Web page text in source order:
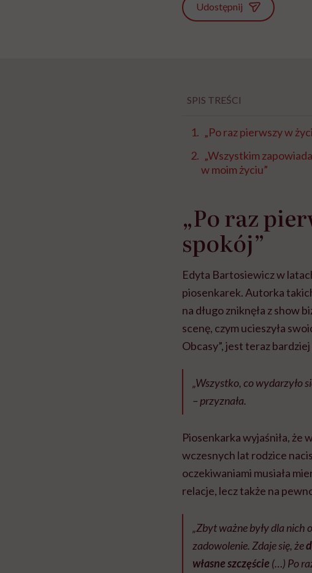
Udostępnij
SPIS TREŚCI
„Po raz pierwszy w
„Wszystkim
w moim życiu”
„Po raz
spokój”
Edyta Bartosiewicz w
piosenkarek. Autorka takich
na długo zniknęła z show
scenę, czym ucieszyła
Obcasy”, jest teraz
„Wszystko, co wydarzyło
– przyznała.
Piosenkarka wyjaśniła, że
wczesnych lat rodzice
oczekiwaniami musiała
relacje, lecz także na
„Zbyt ważne były dla nich
zadowolenie. Zdaje się, że
własne szczęście (…) Po